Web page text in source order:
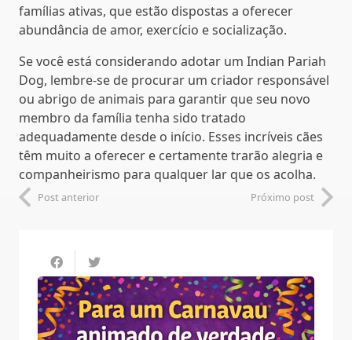
famílias ativas, que estão dispostas a oferecer
abundância de amor, exercício e socialização.
Se você está considerando adotar um Indian Pariah
Dog, lembre-se de procurar um criador responsável
ou abrigo de animais para garantir que seu novo
membro da família tenha sido tratado
adequadamente desde o início. Esses incríveis cães
têm muito a oferecer e certamente trarão alegria e
companheirismo para qualquer lar que os acolha.
Post anterior Próximo post